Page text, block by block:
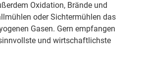
Oxidation, Brände und
oder Sichtermühlen das
Gasen. Gern empfangen
und wirtschaftlichste